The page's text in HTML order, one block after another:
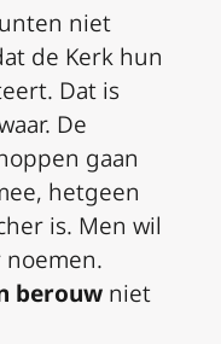
niet
de Kerk hun
Dat is
De
gaan
hetgeen
is. Men wil
berouw niet